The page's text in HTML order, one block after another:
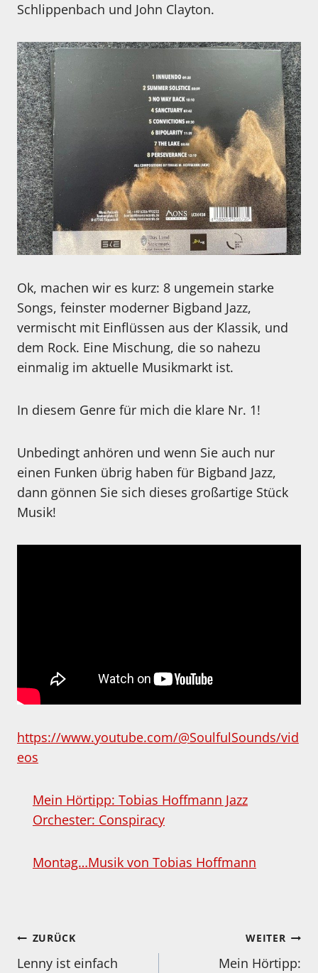
Schlippenbach und John Clayton.
Ok, machen wir es kurz: 8 ungemein starke
Songs, feinster moderner Bigband Jazz,
vermischt mit Einflüssen aus der Klassik, und
dem Rock. Eine Mischung, die so nahezu
einmalig im aktuelle Musikmarkt ist.
In diesem Genre für mich die klare Nr. 1!
Unbedingt anhören und wenn Sie auch nur
einen Funken übrig haben für Bigband Jazz,
dann gönnen Sie sich dieses großartige Stück
Musik!
https://www.youtube.com/@SoulfulSounds/vid
eos
Mein Hörtipp: Tobias Hoffmann Jazz
Orchester: Conspiracy
Montag…Musik von Tobias Hoffmann
Beitragsnavigation
ZURÜCK
Lenny ist einfach
WEITER
Mein Hörtipp: